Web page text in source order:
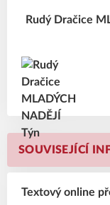
Rudý Dračice
SOUVISEJÍCÍ
Textový online